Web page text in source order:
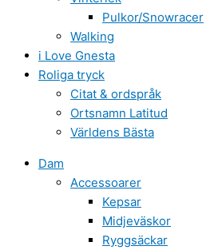
Pulkor/Snowracer
Walking
i Love Gnesta
Roliga tryck
Citat & ordspråk
Ortsnamn Latitud
Världens Bästa
Dam
Accessoarer
Kepsar
Midjeväskor
Ryggsäckar